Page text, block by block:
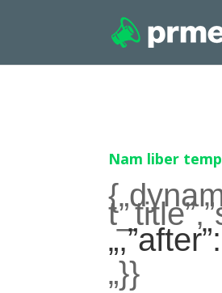
Nam liber
„}}